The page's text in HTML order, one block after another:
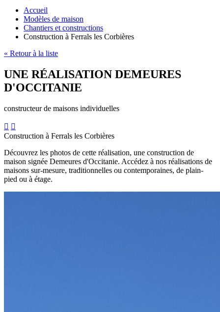
Accueil
Modèles de maison
Chantiers et constructions
Construction à Ferrals les Corbières
« Retour à la liste
UNE RÉALISATION DEMEURES
D'OCCITANIE
constructeur de maisons individuelles
 
Construction à Ferrals les Corbières
Découvrez les photos de cette réalisation, une construction de
maison signée Demeures d'Occitanie. Accédez à nos réalisations de
maisons sur-mesure, traditionnelles ou contemporaines, de plain-
pied ou à étage.